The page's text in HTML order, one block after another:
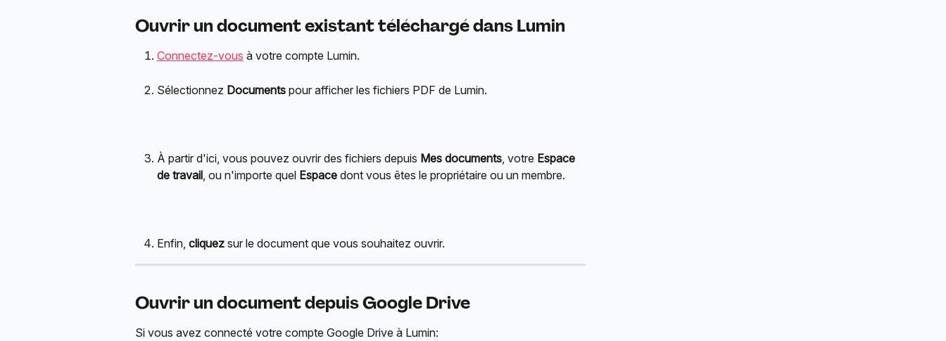
Ouvrir un document existant téléchargé dans Lumin
Connectez-vous à votre compte Lumin.
Sélectionnez Documents pour afficher les fichiers PDF de Lumin.
À partir d'ici, vous pouvez ouvrir des fichiers depuis Mes documents, votre Espace
de travail, ou n'importe quel Espace dont vous êtes le propriétaire ou un membre.
Enfin, cliquez sur le document que vous souhaitez ouvrir.
Ouvrir un document depuis Google Drive
Si vous avez connecté votre compte Google Drive à Lumin: